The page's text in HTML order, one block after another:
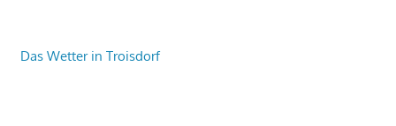
Das Wetter in Troisdorf